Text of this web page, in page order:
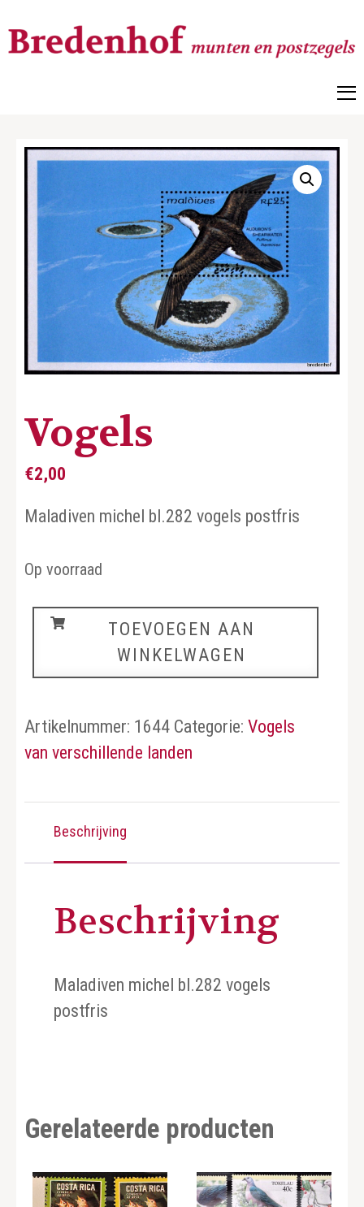
Vogels
€2,00
Maladiven michel bl.282 vogels postfris
Op voorraad
Vogels
TOEVOEGEN AAN
WINKELWAGEN
Artikelnummer: 1644 Categorie: Vogels
van verschillende landen
Beschrijving
Beschrijving
Maladiven michel bl.282 vogels
postfris
Gerelateerde producten